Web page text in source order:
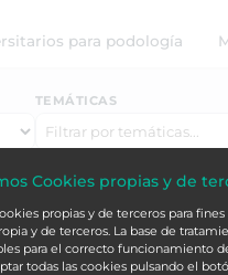
para podología
TEMÁTICAS
Cookies propias y de
propias y de terceros para
y de terceros. La base de
para el correcto funcionamiento
todas las cookies pulsando el